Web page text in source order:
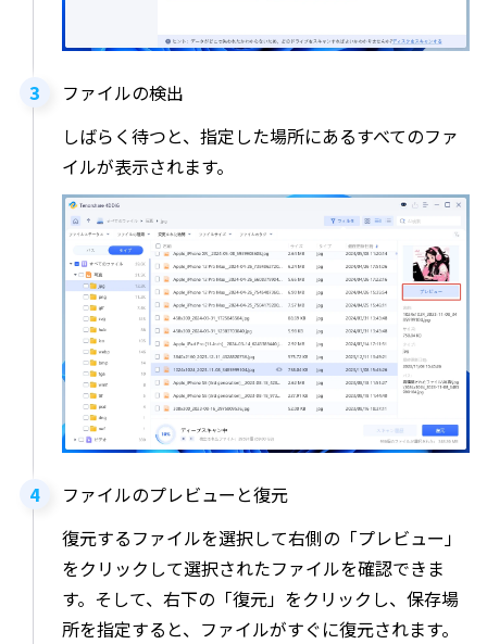
ファイルの検出
しばらく待つと、指定した場所にあるすべてのファ
イルが表示されます。
ファイルのプレビューと復元
復元するファイルを選択して右側の「プレビュー」
をクリックして選択されたファイルを確認できま
す。そして、右下の「復元」をクリックし、保存場
所を指定すると、ファイルがすぐに復元されます。